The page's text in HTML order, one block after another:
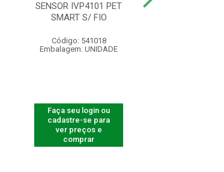
SENSOR IVP4101 PET
SMART S/ FIO
Código: 541018
Embalagem: UNIDADE
Faça seu login ou
cadastre-se para
ver preços e
comprar